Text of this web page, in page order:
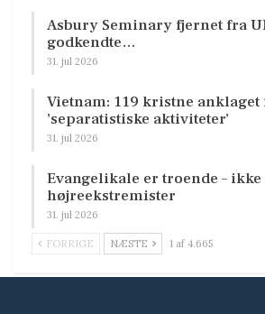
Asbury Seminary fjernet fra
godkendte…
31. jul 2026
Vietnam: 119 kristne anklaget
’separatistiske aktiviteter’
31. jul 2026
Evangelikale er troende – ikke
højreekstremister
31. jul 2026
FORRIGE NÆSTE 1 af 4.665